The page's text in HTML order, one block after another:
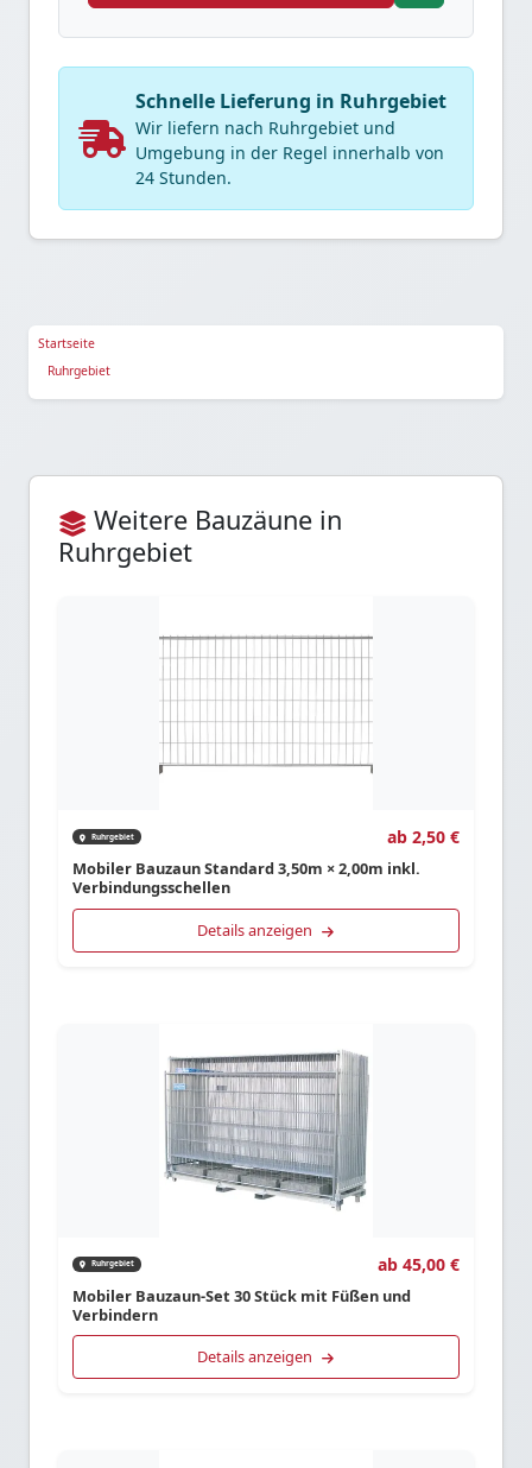
Startseite
Ruhrgebiet
Schnelle Lieferung in Ruhrgebiet
Wir liefern nach Ruhrgebiet und
Umgebung in der Regel innerhalb von
24 Stunden.
Weitere Bauzäune in
Ruhrgebiet
Ruhrgebiet ab 2,50 €
Mobiler Bauzaun Standard 3,50m × 2,00m inkl.
Verbindungsschellen
Details anzeigen
Ruhrgebiet ab 45,00 €
Mobiler Bauzaun-Set 30 Stück mit Füßen und
Verbindern
Details anzeigen